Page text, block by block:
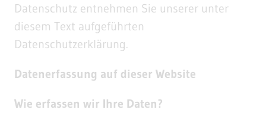
Datenschutz entnehmen Sie unserer unter
diesem Text aufgeführten
Datenschutzerklärung.
Datenerfassung auf dieser Website
Wie erfassen wir Ihre Daten?